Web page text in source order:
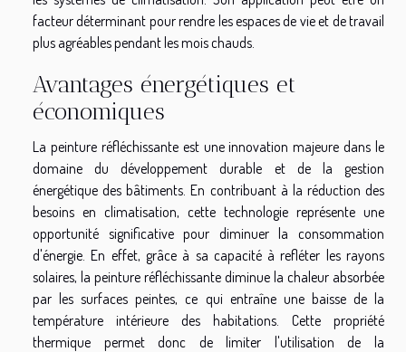
facteur déterminant pour rendre les espaces de vie et de travail
plus agréables pendant les mois chauds.
Avantages énergétiques et
économiques
La peinture réfléchissante est une innovation majeure dans le
domaine du développement durable et de la gestion
énergétique des bâtiments. En contribuant à la réduction des
besoins en climatisation, cette technologie représente une
opportunité significative pour diminuer la consommation
d'énergie. En effet, grâce à sa capacité à refléter les rayons
solaires, la peinture réfléchissante diminue la chaleur absorbée
par les surfaces peintes, ce qui entraîne une baisse de la
température intérieure des habitations. Cette propriété
thermique permet donc de limiter l'utilisation de la